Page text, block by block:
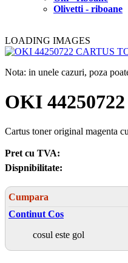
Olivetti - riboane
LOADING IMAGES
Nota: in unele cazuri, poza
OKI
Cartus toner original magenta
Pret cu TVA:
Dispnibilitate:
Cumpara
Continut Cos
cosul este gol